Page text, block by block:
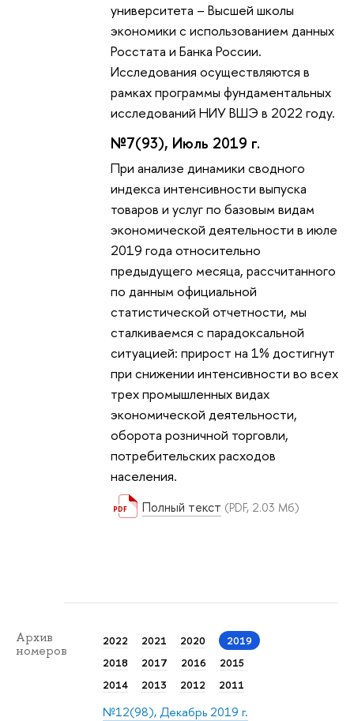
университета – Высшей школы
экономики с использованием данных
Росстата и Банка России.
Исследования осуществляются в
рамках программы фундаментальных
исследований НИУ ВШЭ в 2022 году.
№7(93), Июль 2019 г.
При анализе динамики сводного
индекса интенсивности выпуска
товаров и услуг по базовым видам
экономической деятельности в июле
2019 года относительно
предыдущего месяца, рассчитанного
по данным официальной
статистической отчетности, мы
сталкиваемся с парадоксальной
ситуацией: прирост на 1% достигнут
при снижении интенсивности во всех
трех промышленных видах
экономической деятельности,
оборота розничной торговли,
потребительских расходов
населения.
Полный текст (PDF, 2.03 Мб)
Архив
номеров
2022 2021 2020
2019
2018
2017 2016
2015
2014
2013 2012 2011
№12(98), Декабрь 2019 г.